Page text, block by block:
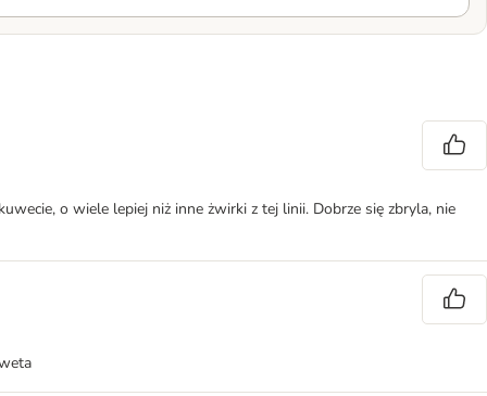
o wiele lepiej niż inne żwirki z tej linii. Dobrze się zbryla, nie